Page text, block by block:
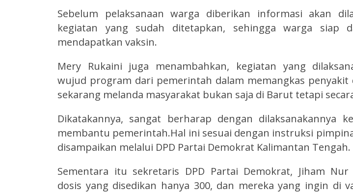
Sebelum pelaksanaan warga diberikan informasi akan
kegiatan yang sudah ditetapkan, sehingga warga siap
mendapatkan vaksin.
Mery Rukaini juga menambahkan, kegiatan yang
wujud program dari pemerintah dalam memangkas penyakit
sekarang melanda masyarakat bukan saja di Barut tetapi
Dikatakannya, sangat berharap dengan dilaksanakannya
membantu pemerintah.Hal ini sesuai dengan instruksi
disampaikan melalui DPD Partai Demokrat Kalimantan Tengah.
Sementara itu sekretaris DPD Partai Demokrat, Jiham Nur
dosis yang disedikan hanya 300, dan mereka yang ingin di